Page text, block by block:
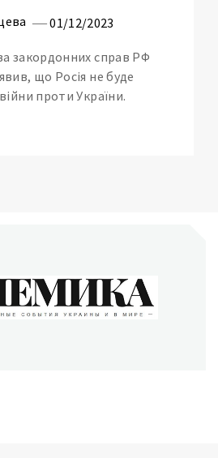
01/12/2023
закордонних справ РФ
що Росія не буде
проти України.